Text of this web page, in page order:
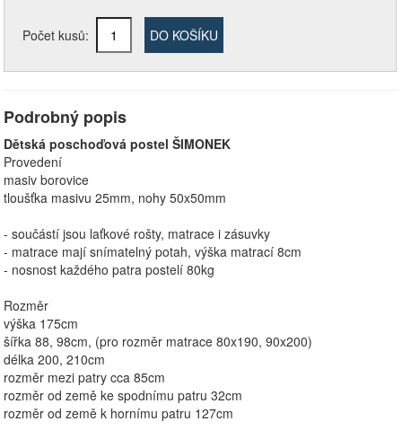
Počet kusů: DO KOŠÍKU
Podrobný popis
Dětská poschoďová postel ŠIMONEK
Provedení
masiv borovice
tloušťka masivu 25mm, nohy 50x50mm
- součástí jsou laťkové rošty, matrace i zásuvky
- matrace mají snímatelný potah, výška matrací 8cm
- nosnost každého patra postelí 80kg
Rozměr
výška 175cm
šířka 88, 98cm, (pro rozměr matrace 80x190, 90x200)
délka 200, 210cm
rozměr mezi patry cca 85cm
rozměr od země ke spodnímu patru 32cm
rozměr od země k hornímu patru 127cm